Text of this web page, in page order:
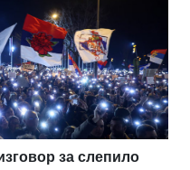
за слепило